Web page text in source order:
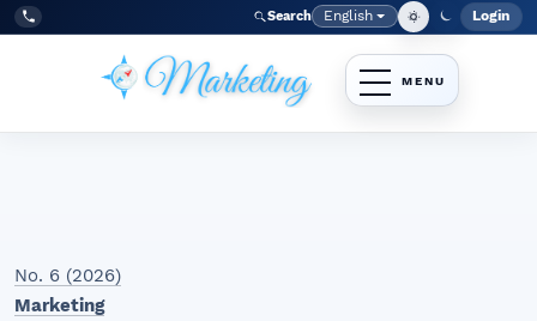
Skip to main navigation menu
Skip to main content
Skip to site footer
Tel:
+998977838464 Search Language
English Login
No. 6 (2026)
Marketing